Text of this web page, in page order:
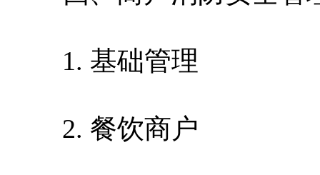
1. 基础管理
2. 餐饮商户